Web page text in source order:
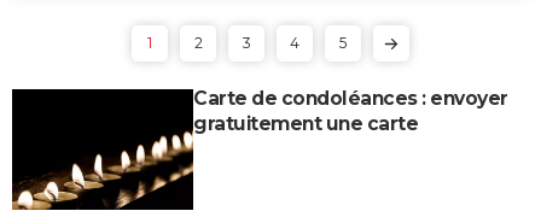
1 2 3 4 5
Carte de condoléances : envoyer
gratuitement une carte